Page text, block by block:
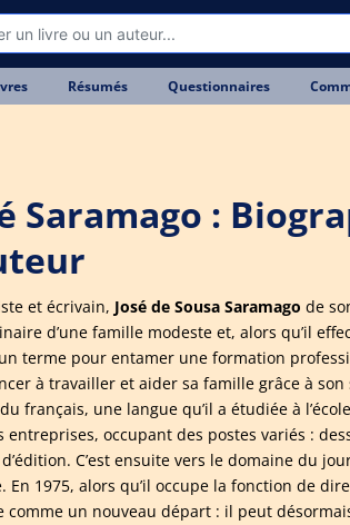
Résumés Questionnaires
Saramago :
et écrivain, José de Sousa Saramago de
d’une famille modeste et, alors qu’il
terme pour entamer une formation
à travailler et aider sa famille grâce à
français, une langue qu’il a étudiée à
entreprises, occupant des postes variés :
C’est ensuite vers le domaine du
En 1975, alors qu’il occupe la fonction de
comme un nouveau départ : il peut